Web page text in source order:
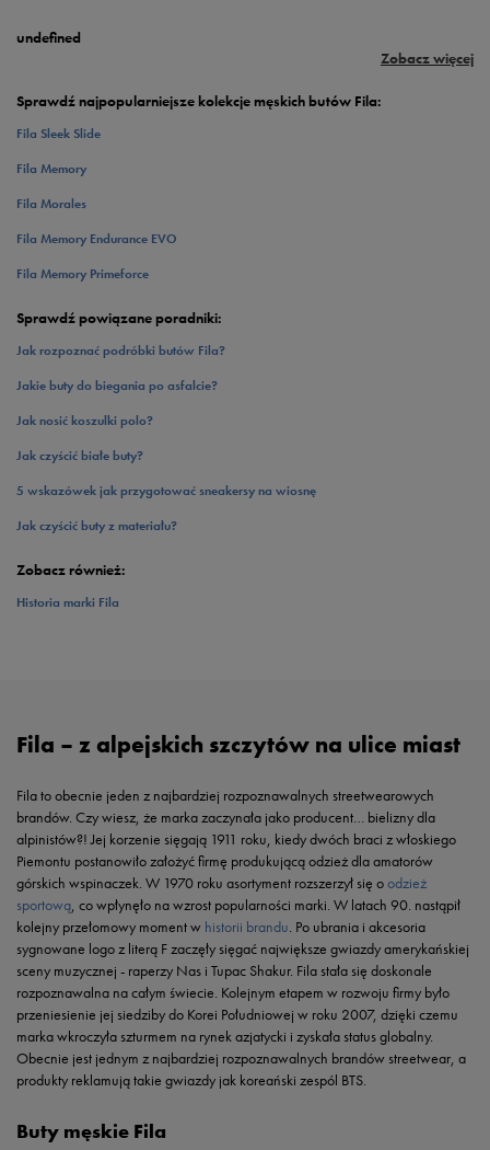
Zobacz więcej
Zobacz więcej
undefined
Sprawdź najpopularniejsze kolekcje męskich butów Fila:
Fila Sleek Slide
Fila Memory
Fila Morales
Fila Memory Endurance EVO
Fila Memory Primeforce
Sprawdź powiązane poradniki:
Jak rozpoznać podróbki butów Fila?
Jakie buty do biegania po asfalcie?
Jak nosić koszulki polo?
Jak czyścić białe buty?
5 wskazówek jak przygotować sneakersy na wiosnę
Jak czyścić buty z materiału?
Zobacz również:
Historia marki Fila
Fila – z alpejskich szczytów na ulice miast
Fila to obecnie jeden z najbardziej rozpoznawalnych streetwearowych
brandów. Czy wiesz, że marka zaczynała jako producent… bielizny dla
alpinistów?! Jej korzenie sięgają 1911 roku, kiedy dwóch braci z włoskiego
Piemontu postanowiło założyć firmę produkującą odzież dla amatorów
górskich wspinaczek. W 1970 roku asortyment rozszerzył się oodzież
sportową, co wpłynęło na wzrost popularności marki. W latach 90. nastąpił
kolejny przełomowy moment w historii brandu. Po ubrania i akcesoria
sygnowane logo z literą F zaczęły sięgać największe gwiazdy amerykańskiej
sceny muzycznej - raperzy Nas i Tupac Shakur. Fila stała się doskonale
rozpoznawalna na całym świecie. Kolejnym etapem w rozwoju firmy było
przeniesienie jej siedziby do Korei Południowej w roku 2007, dzięki czemu
marka wkroczyła szturmem na rynek azjatycki i zyskała status globalny.
Obecnie jest jednym z najbardziej rozpoznawalnych brandów streetwear, a
produkty reklamują takie gwiazdy jak koreański zespól BTS.
Buty męskie Fila